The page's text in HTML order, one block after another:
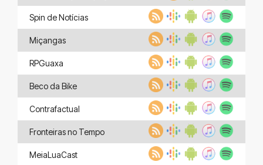
Spin de Notícias
Miçangas
RPGuaxa
Beco da Bike
Contrafactual
Fronteiras no Tempo
MeiaLuaCast